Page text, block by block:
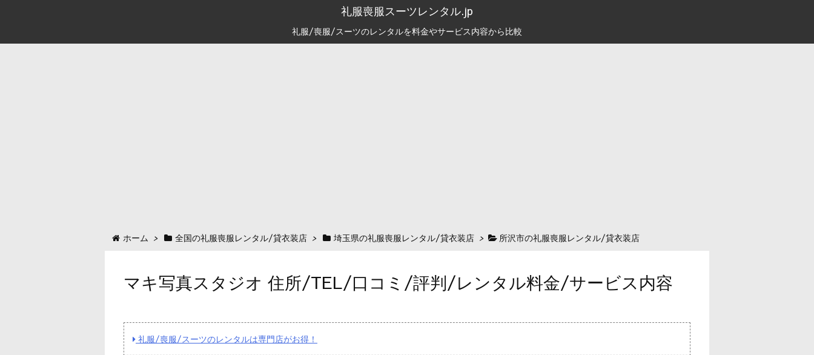
礼服喪服スーツレンタル.jp
礼服/喪服/スーツのレンタルを料金やサービス内容から比較
ホーム > 全国の礼服喪服レンタル/貸衣装店 > 埼玉県の礼服喪服レンタル/貸衣装店 > 所沢市の礼服喪服レンタル/貸衣装店
マキ写真スタジオ 住所/TEL/口コミ/評判/レンタル料金/サービス内容
礼服/喪服/スーツのレンタルは専門店がお得！